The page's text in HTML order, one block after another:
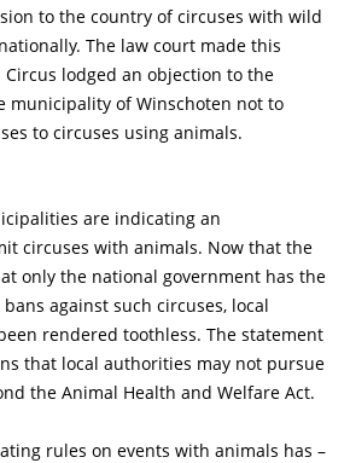
to the country of circuses with wild
The law court made this
lodged an objection to the
municipality of Winschoten not to
to circuses using animals.
are indicating an
circuses with animals. Now that the
only the national government has the
against such circuses, local
rendered toothless. The statement
that local authorities may not pursue
the Animal Health and Welfare Act.
rules on events with animals has –